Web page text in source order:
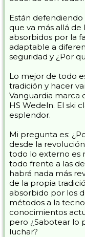
Están
que va más allá de
absorbidos por la
adaptable a
seguridad y ¿Por
Lo mejor de todo
tradición y hacer
Vanguardia marca
HS Wedeln. El ski
esplendor.
Mi pregunta es:
desde la
todo lo externo es
todo frente a las
habrá nada más
de la propia
absorbido por los
métodos a la
conocimientos
pero ¿Sabotear lo
luchar?